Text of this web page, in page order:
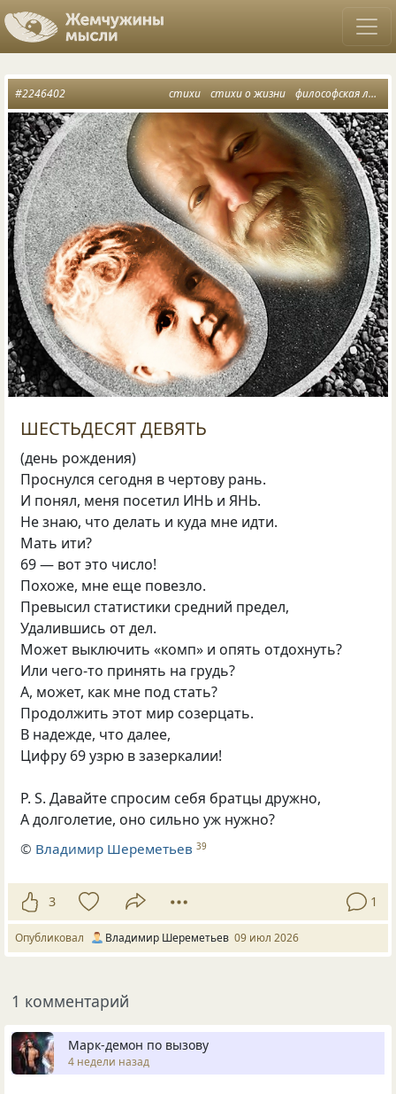
стихи стихи о жизни философская лирика
#2246402
ШЕСТЬДЕСЯТ ДЕВЯТЬ
(день рождения)
Проснулся сегодня в чертову рань.
И понял, меня посетил ИНЬ и ЯНЬ.
Не знаю, что делать и куда мне идти.
Мать ити?
69 — вот это число!
Похоже, мне еще повезло.
Превысил статистики средний предел,
Удалившись от дел.
Может выключить «комп» и опять отдохнуть?
Или чего-то принять на грудь?
А, может, как мне под стать?
Продолжить этот мир созерцать.
В надежде, что далее,
Цифру 69 узрю в зазеркалии!
P. S. Давайте спросим себя братцы дружно,
А долголетие, оно сильно уж нужно?
© Владимир Шереметьев 39
3 1
Опубликовал Владимир Шереметьев 09 июл 2026
1 комментарий
Марк-демон по вызову
4 недели назад